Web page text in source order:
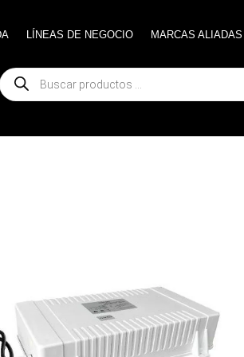
LÍNEAS DE NEGOCIO MARCAS ALIADAS
Búsqueda
de
productos
LÍNEAS DE NEGOCIO MARCAS ALIADAS
Búsqueda
de
productos